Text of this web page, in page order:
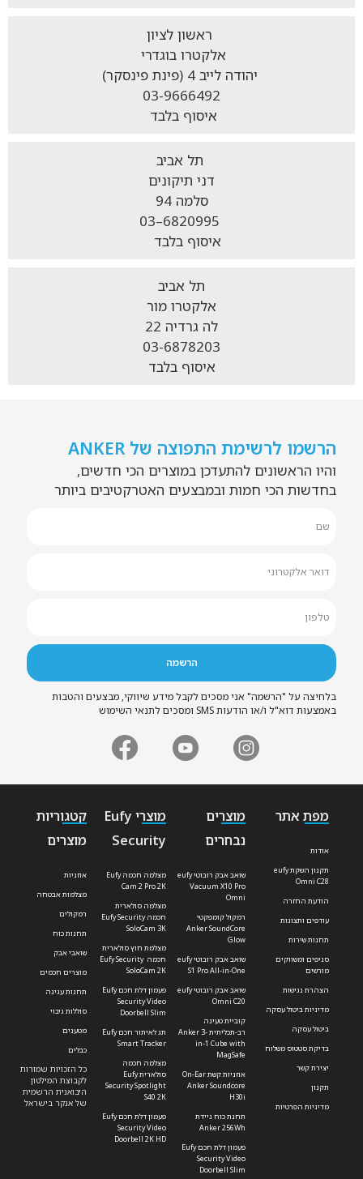
ראשון לציון
אלקטרו בוגדרי
יהודה לייב 4 (פינת פינסקר)
03-9666492
איסוף בלבד
תל אביב
דני תיקונים
סלמה 94
איסוף בלבד
תל אביב
אלקטרו מור
לה גרדיה 22
03-6878203
איסוף בלבד
הרשמו לרשימת התפוצה של ANKER
והיו הראשונים להתעדכן במוצרים הכי חדשים,
בחדשות הכי חמות ובמבצעים האטרקטיבים ביותר
בלחיצה על "הרשמה" אני מסכים לקבל מידע שיווקי, מבצעים והטבות
באמצעות דוא"ל ו/או הודעות SMS ומסכים לתנאי השימוש
מפת אתר
אודות
תקנון השקת eufy
Omni C28
הודעת החזרה
עודפים ותצוגות
תחנות שירות
סניפים ומשווקים
מורשים
הצהרת נגישות
מדיניות ביטול עסקה
ביטול עסקה
בדיקת סטטוס משלוח
יצירת קשר
תקנון
מדיניות הפרטיות
מוצרים
נבחרים
שואב אבק רובוטי eufy
Vacuum X10 Pro
Omni
רמקול קומפקטי
Anker SoundCore
Glow
שואב אבק רובוטי eufy
S1 Pro All-in-One
שואב אבק רובוטי eufy
Omni C20
קוביית טעינה
רב-תכליתית Anker 3-
in-1 Cube with
MagSafe
אוזניות קשת On-Ear
Anker Soundcore
H30i
תחנת כוח ניידת
Anker 256Wh
פעמון דלת חכם Eufy
Security Video
Doorbell Slim
מוצרי Eufy
Security
מצלמה חכמה Eufy
Cam 2 Pro 2K
מצלמה סולארית
חכמה Eufy Security
SoloCam 3K
מצלמת חוץ סולארית
חכמה Eufy Security
SoloCam 2K
פעמון דלת חכם Eufy
Security Video
Doorbell Slim
תג לאיתור חכם Eufy
Smart Tracker
מצלמה חכמה
סולארית Eufy
Security Spotlight
S40 2K
פעמון דלת חכם Eufy
Security Video
Doorbell 2K HD
קטגוריות
מוצרים
אוזניות
מצלמות אבטחה
רמקולים
תחנות כוח
שואבי אבק
מוצרים חכמים
תחנות עגינה
סוללות גיבוי
מטענים
כבלים
כל הזכויות שמורות
לקבוצת המילטון
היבואנית הרשמית
של אנקר בישראל